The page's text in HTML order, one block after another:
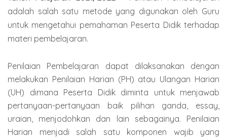
adalah salah satu metode yang digunakan oleh Guru
untuk mengetahui pemahaman Peserta Didik terhadap
materi pembelajaran.
Penilaian Pembelajaran dapat dilaksanakan dengan
melakukan Penilaian Harian (PH) atau Ulangan Harian
(UH) dimana Peserta Didik diminta untuk menjawab
pertanyaan-pertanyaan baik pilihan ganda, essay,
uraian, menjodohkan dan lain sebagainya. Penilaian
Harian menjadi salah satu komponen wajib yang